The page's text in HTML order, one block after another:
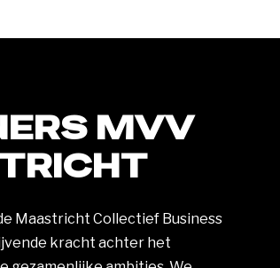
MVV
Maastricht Collectief Business
kracht achter het